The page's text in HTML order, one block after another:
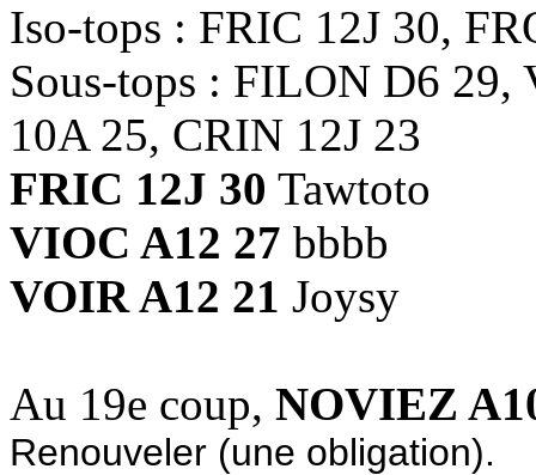
Iso-tops : FRIC 12J 30,
Sous-tops : FILON D6
10A 25, CRIN 12J 23
FRIC 12J 30 Tawtoto
VIOC A12 27 bbbb
VOIR A12 21 Joysy
Au 19e coup, NOVIEZ
Renouveler (une obligation).